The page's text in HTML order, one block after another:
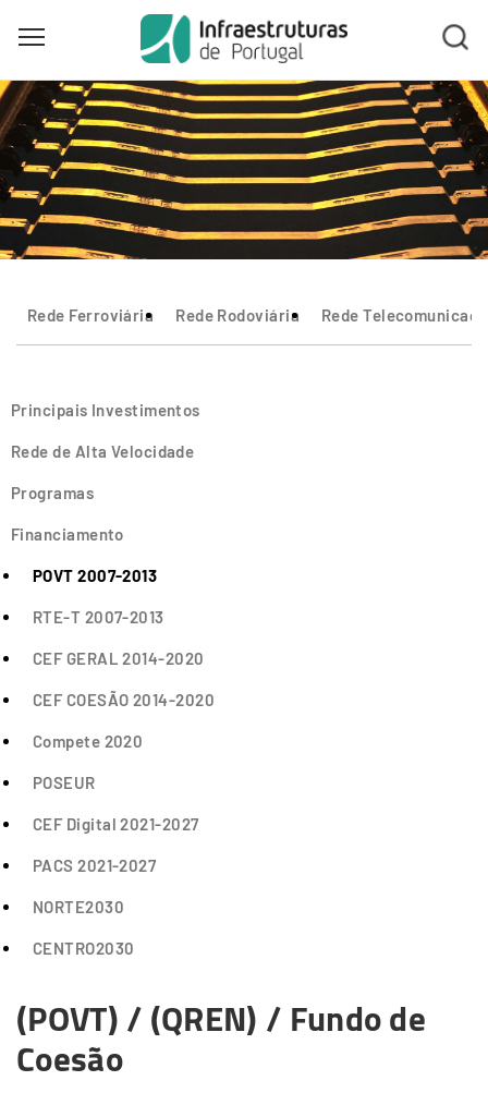
Skip
to
main
content
Toggle main menu visibility
Rede Ferroviária Rede Rodoviária Rede
Principais Investimentos
Rede de Alta Velocidade
Programas
Financiamento
POVT 2007-2013
RTE-T 2007-2013
CEF GERAL 2014-2020
CEF COESÃO 2014-2020
Compete 2020
POSEUR
CEF Digital 2021-2027
PACS 2021-2027
NORTE2030
CENTRO2030
(POVT) / (QREN) / Fundo de
Coesão